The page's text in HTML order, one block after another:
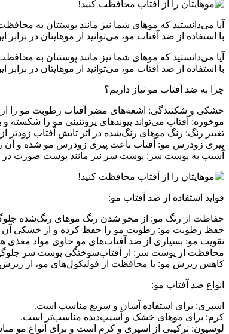
آیا می‌دانستید که موهای شما نیز مانند پوستتان به
با استفاده از ضد آفتاب مو، می‌توانید از موهایتان در
آیا می‌دانستید که موهای شما نیز مانند پوستتان به
با استفاده از ضد آفتاب مو، می‌توانید از موهایتان در
چرا به ضد آفتاب مو نیاز داریم؟
خشکی و شکنندگی: اشعه‌های مضر آفتاب رطوبت مو را
موخوره: آفتاب می‌تواند پیوندهای پروتئینی مو را شکسته
تغییر رنگ: رنگ موهای رنگ‌شده در اثر تابش آفتاب زودتر
پیری زودرس مو: آفتاب باعث پیری زودرس مو شده و آن
آسیب به پوست سر: پوست سر نیز مانند پوست صورت در
فواید استفاده از ضد آفتاب مو:
حفاظت از رنگ مو: از محو شدن رنگ موهای رنگ‌شده
حفظ رطوبت مو: رطوبت مو را حفظ کرده و از خشکی آن
تقویت مو: بسیاری از ضد آفتاب‌های مو حاوی مواد مغذی
محافظت از پوست سر: از آفتاب‌سوختگی پوست سر
کاهش ریزش مو: با محافظت از فولیکول‌های مو، از
انواع ضد آفتاب مو:
اسپری: برای استفاده آسان و سریع مناسب است.
کرم: برای موهای خشک و آسیب‌دیده مناسب‌تر است.
لوسیون: ترکیبی از اسپری و کرم است و برای انواع مو